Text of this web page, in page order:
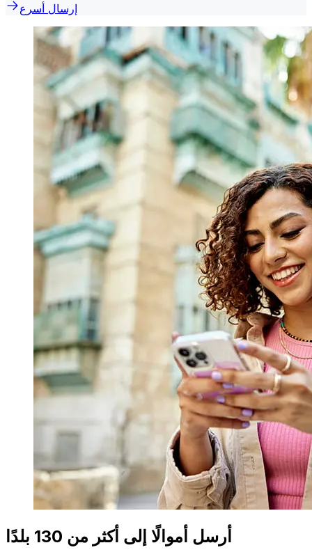
إرسال أسرع
أرسل أموالًا إلى أكثر من 130 بلدًا